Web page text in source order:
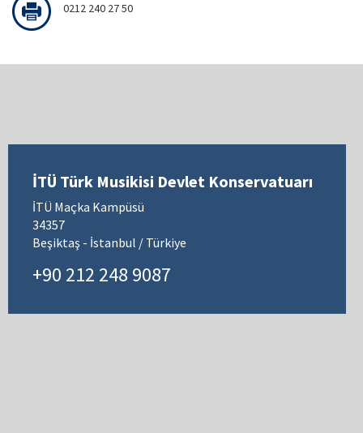
0212 240 27 50
İTÜ Türk Musikisi Devlet Konservatuarı
İTÜ Maçka Kampüsü
34357
Beşiktaş - İstanbul / Türkiye
+90 212 248 9087